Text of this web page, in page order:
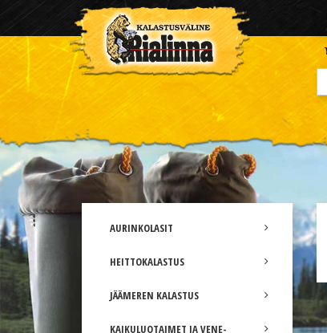
AURINKOLASIT
HEITTOKALASTUS
JÄÄMEREN KALASTUS
KAIKULUOTAIMET JA VENE-